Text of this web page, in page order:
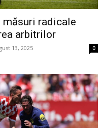
măsuri radicale
arbitrilor
13, 2025 0